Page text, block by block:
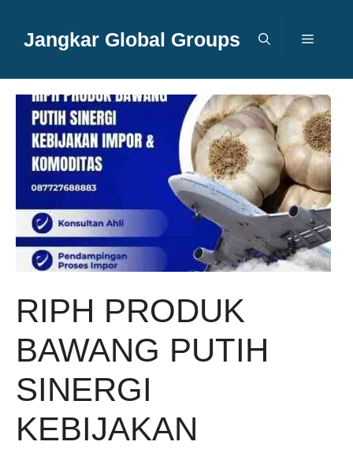
Jangkar Global Groups Menu
RIPH PRODUK
BAWANG PUTIH
SINERGI
KEBIJAKAN